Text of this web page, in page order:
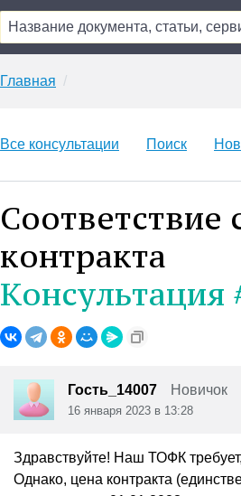
Главная
Все консультации Поиск
контракта
Консультация
Гость_14007 Новичок
16 января 2023 в 13:28
Здравствуйте! Наш ТОФК
Однако, цена контракта